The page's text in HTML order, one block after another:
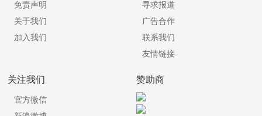
免责声明
关于我们
加入我们
寻求报道
广告合作
联系我们
友情链接
关注我们
官方微信
赞助商